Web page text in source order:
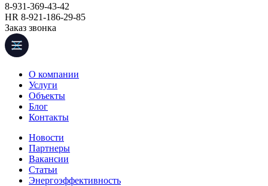
8-931-369-43-42
HR 8-921-186-29-85
Заказ звонка
О компании
Услуги
Объекты
Блог
Контакты
Новости
Партнеры
Вакансии
Статьи
Энергоэффективность